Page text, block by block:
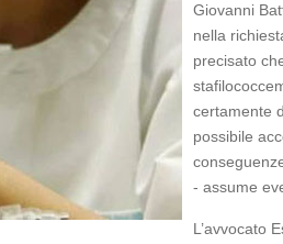
Giovanni
nella
precisato
certamente
possibile
- assume
L’avvocato